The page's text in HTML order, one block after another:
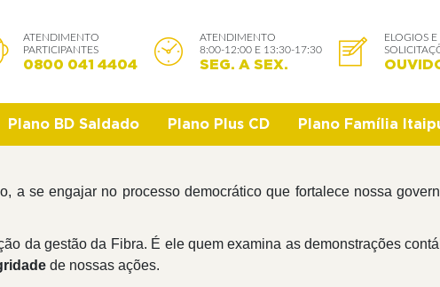
ATENDIMENTO
PARTICIPANTES
0800 041 4404
ATENDIMENTO
8:00-12:00 E 13:30-17:30
SEG. A SEX.
ELOGIOS E
Plano BD Saldado Plano Plus CD Plano Família
a se engajar no processo democrático que fortalece nossa
da gestão da Fibra. É ele quem examina as demonstrações
de nossas ações.